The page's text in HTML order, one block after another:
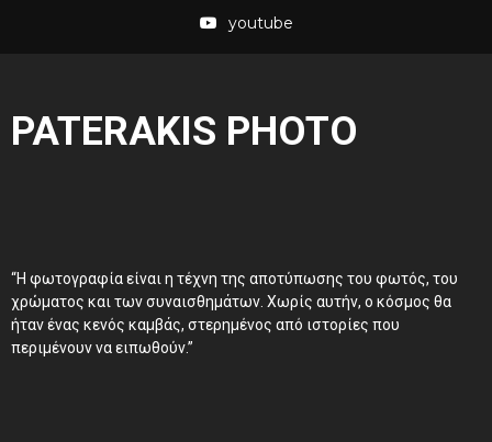
youtube
PATERAKIS PHOTO
“Η φωτογραφία είναι η τέχνη της αποτύπωσης του φωτός, του
χρώματος και των συναισθημάτων. Χωρίς αυτήν, ο κόσμος θα
ήταν ένας κενός καμβάς, στερημένος από ιστορίες που
περιμένουν να ειπωθούν.”